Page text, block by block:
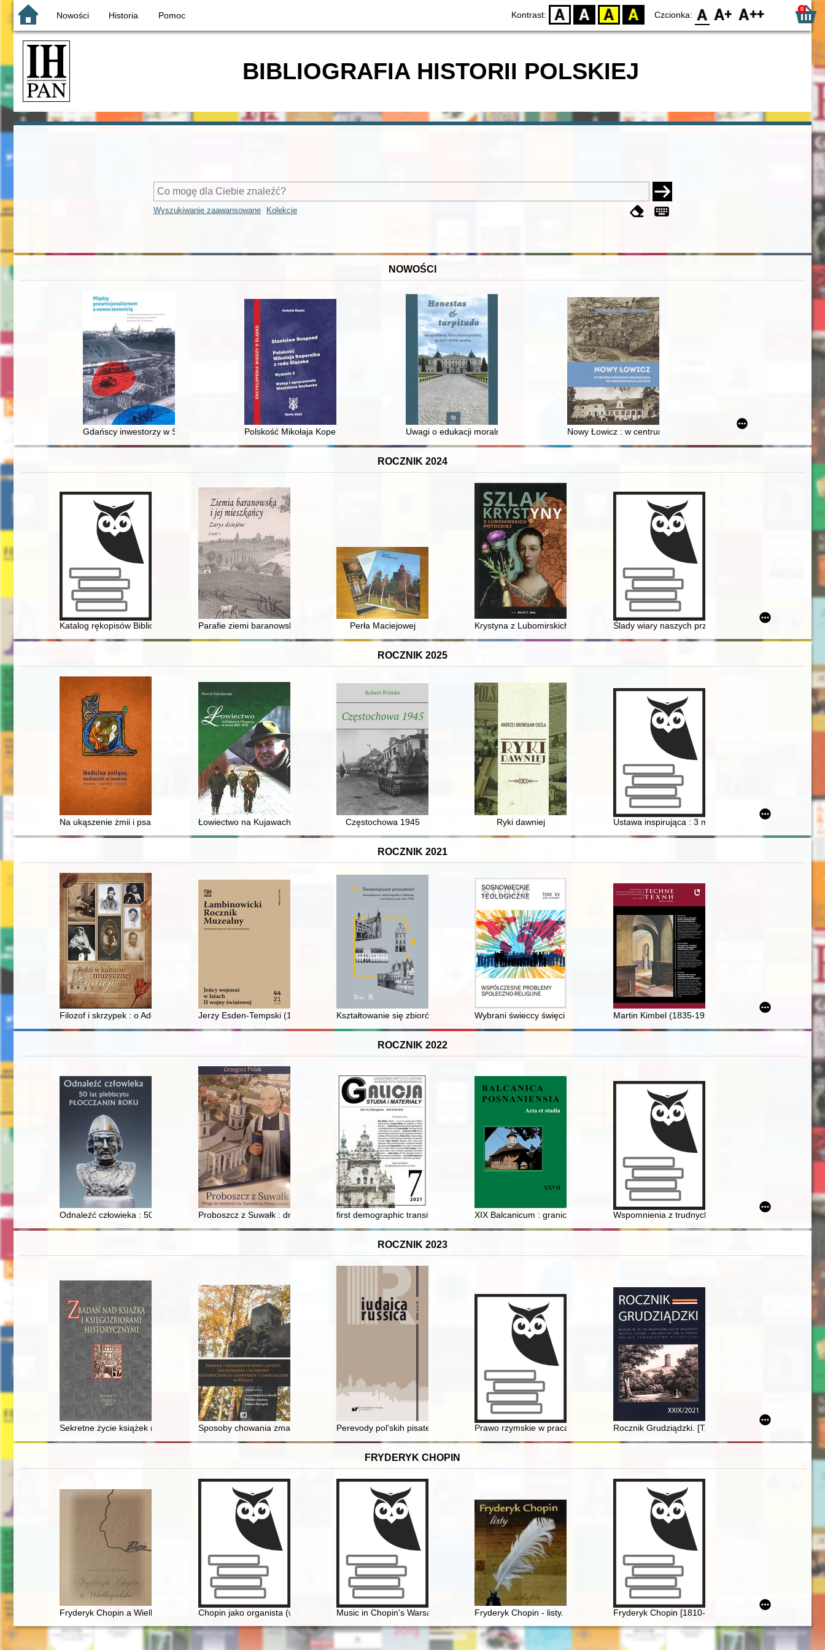
Nowości Historia Pomoc Kontrast: D BW YB BY Czcionka: F0 F1 F2 0
BIBLIOGRAFIA HISTORII POLSKIEJ
Wyszukiwanie zaawansowane Kolekcje
NOWOŚCI
Gdańscy inwestorzy w Sopocie : prestiż finansowy i towarzyski lokalnego mieszczaństwa w 2. poł. XIX w
Polskość Mikołaja Kopernika z rodu ŚlązakaUwagi o edukacji moralnej synów szlacheckich w XVI-wiecznej Rzeczypospolitej
Nowy Łowicz : w centrum poligonu drawskiego od średniowiecza
ROCZNIK 2024
Katalog rękopisów Biblioteki Polskiej w Paryżu. T. 19,Parafie ziemi baranowskiej na przestrzeni wieków : zarys dziejów
Perła Maciejowej Krystyna z Lubomirskich oraz Feliks Kazimierz Potoccy w staropolskiej świątyni rodowej
Ślady wiary naszych przodków : kaplice, kapliczki,
ROCZNIK 2025
Na ukąszenie żmii i psa wściekłego" : receptury na medykamenty wyrabiane domowym sposobem (druga połowa XVIII wieku)
Łowiectwo na Kujawach i Pomorzu w latach 1867-1939
Częstochowa 1945 Ryki dawniej Ustawa inspirująca : 3 maj 1791 roku
ROCZNIK 2021
Filozof i skrzypek : o Adolfie Billigu (1900-1944)Jerzy Esden-Tempski (1926-2021) Kształtowanie się zbiorów Muzeum Okręgowego w Toruniu w latach 1861-1945
Wybrani świeccy święci i błogosławieni na przestrzeni wiekówMartin Kimbel (1835-1921) : przyczynek do historii
ROCZNIK 2022
Odnaleźć człowieka : 50 lat plebiscytu "Płocczanin Roku"Proboszcz z Suwałk : droga do świętości ks. Kazimierza Hamerszmitafirst demographic transition in Galicia as an element of modernization : Rzeszów against the background of the largest cities
XIX Balcanicum : granice na Bałkanach i w Europie Środkowej a praktyka życia
Wspomnienia z trudnych czasów
ROCZNIK 2023
Sekretne życie książek (na przykładzie pewnego tomu z Biblioteki Uniwersytetu Łódzkiego)
Sposoby chowania zmarłych na przestrzeni wiekówPerevody polʹskih pisatelejv russko-evrejskoj periodike vtoroj poloviny XIX veka = Tłumaczenia polskich pisarzy w
Prawo rzymskie w pracach Marcelego Chlamtacza - recenzja]
Rocznik Grudziądzki. [T.] 29 (2021)
FRYDERYK CHOPIN
Fryderyk Chopin a Wielkopolska Chopin jako organista (w 150. rocznicę śmierci)Music in Chopin's Warsaw Fryderyk Chopin - listy. Skarbiec spuścizny epistolarnej w zbiorach polskich (wybór)
Fryderyk Chopin [1810-1949] wśród Polaków na